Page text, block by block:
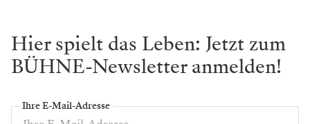
Hier spielt das Leben: Jetzt zum
BÜHNE-Newsletter anmelden!
Ihre E-Mail-Adresse